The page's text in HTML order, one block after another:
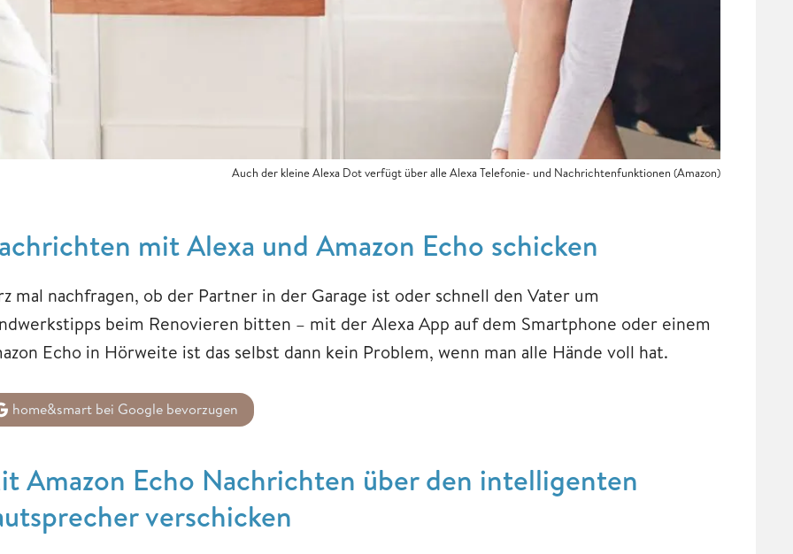
Auch der kleine Alexa Dot verfügt über alle Alexa Telefonie- und Nachrichtenfunktionen (Amazon)
mit Alexa und Amazon Echo schicken
mal nachfragen, ob der Partner in der Garage ist oder schnell den Vater um
beim Renovieren bitten – mit der Alexa App auf dem Smartphone oder einem
Echo in Hörweite ist das selbst dann kein Problem, wenn man alle Hände voll hat.
home&smart bei Google bevorzugen
Amazon Echo Nachrichten über den intelligenten
verschicken